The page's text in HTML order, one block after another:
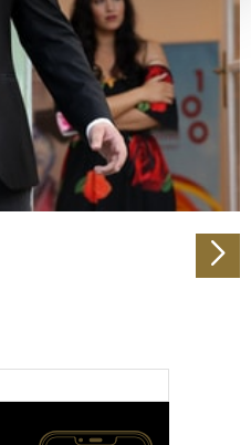
Ihre persönlichen Daten
Sie Ihre Präferenzen im
und Anzeigen zu
soziale Medien anbieten
unsere Website zu
wir Informationen zu Ihrer
an unsere Partner für
Analysen weiter. Unsere
möglicherweise mit